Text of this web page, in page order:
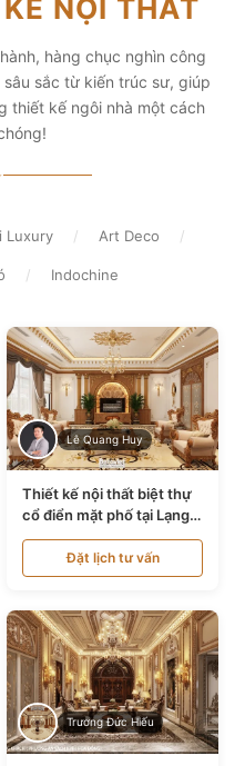
diện tích và thẩm mỹ
Xem chi tiết
NỘI THẤT
hàng chục nghìn công
sắc từ kiến trúc sư, giúp
thiết kế ngôi nhà một cách
Luxury / Art Deco /
/ Indochine
Lê Quang Huy
Thiết kế nội thất biệt thự
cổ điển mặt phố tại Lạng
Sơn NT24534
Đặt lịch tư vấn
Trương Đức Hiếu